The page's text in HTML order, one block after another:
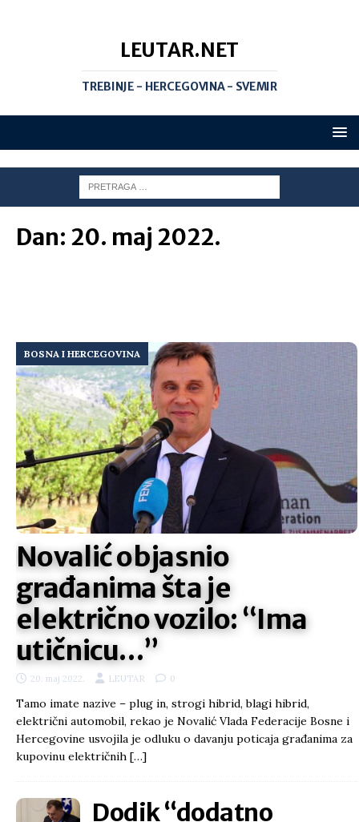
LEUTAR.NET
TREBINJE - HERCEGOVINA - SVEMIR
Dan: 20. maj 2022.
BOSNA I HERCEGOVINA
Novalić objasnio
građanima šta je
električno vozilo: “Ima
utičnicu…”
20. maj 2022. LEUTAR 0
Tamo imate nazive – plug in, strogi hibrid, blagi hibrid,
električni automobil, rekao je Novalić Vlada Federacije Bosne i
Hercegovine usvojila je odluku o davanju poticaja građanima za
kupovinu električnih […]
Dodik “dodatno